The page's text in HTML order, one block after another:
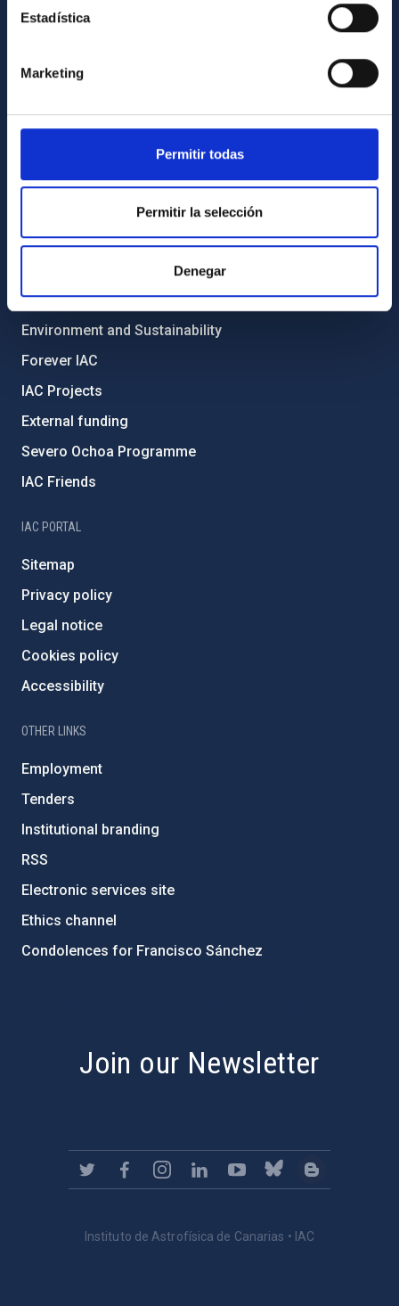
Estadística
Marketing
Permitir todas
Permitir la selección
Denegar
List of personnel
General register
Transparency
Code of ethics and anti-fraud policy
Gender equality and diversity
Environment and Sustainability
Forever IAC
IAC Projects
External funding
Severo Ochoa Programme
IAC Friends
IAC PORTAL
Sitemap
Privacy policy
Legal notice
Cookies policy
Accessibility
OTHER LINKS
Employment
Tenders
Institutional branding
RSS
Electronic services site
Ethics channel
Condolences for Francisco Sánchez
Join our Newsletter
Instituto de Astrofísica de Canarias • IAC